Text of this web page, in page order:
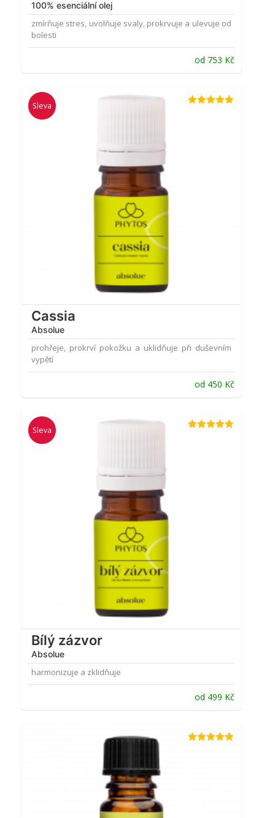
100% esenciální olej
zmírňuje stres, uvolňuje svaly, prokrvuje a ulevuje od
bolesti
od 753 Kč
Sleva
Cassia
Absolue
prohřeje, prokrví pokožku a uklidňuje při duševním
vypětí
od 450 Kč
Sleva
Bílý zázvor
Absolue
harmonizuje a zklidňuje
od 499 Kč